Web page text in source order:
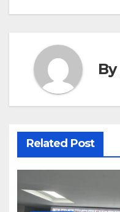
By
Related Post